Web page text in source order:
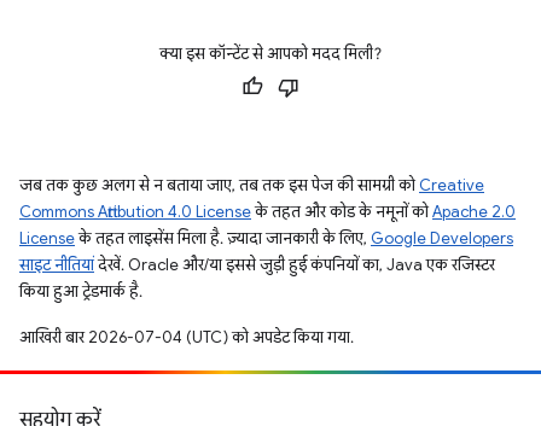
क्या इस कॉन्टेंट से आपको मदद मिली?
जब तक कुछ अलग से न बताया जाए, तब तक इस पेज की सामग्री कोCreative
Commons Attribution 4.0 Licenseके तहत और कोड के नमूनों कोApache 2.0
Licenseके तहत लाइसेंस मिला है. ज़्यादा जानकारी के लिए, Google Developers
साइट नीतियांदेखें. Oracle और/या इससे जुड़ी हुई कंपनियों का, Java एक रजिस्टर
किया हुआ ट्रेडमार्क है.
आखिरी बार 2026-07-04 (UTC) को अपडेट किया गया.
सहयोग करें